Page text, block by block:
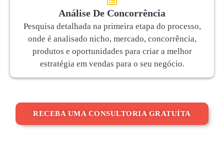
Análise De Concorrência
Pesquisa detalhada na primeira etapa do processo,
onde é analisado nicho, mercado, concorrência,
produtos e oportunidades para criar a melhor
estratégia em vendas para o seu negócio.
RECEBA UMA CONSULTORIA GRATUÍTA